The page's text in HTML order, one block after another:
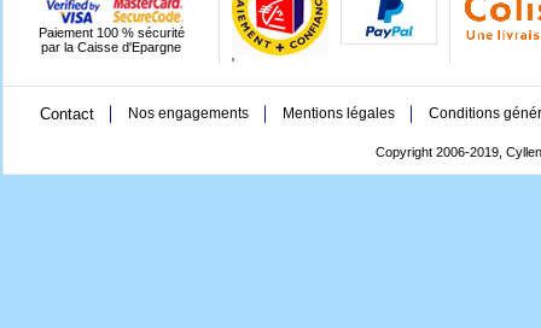
Paiement 100 % sécurité
par la Caisse d'Epargne
'
Contact Nos engagements Mentions légales Conditions
Copyright 2006-2019,